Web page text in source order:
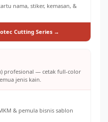
nama, stiker, kemasan, &
Cutting Series →
profesional — cetak full-color
jenis kain.
& pemula bisnis sablon